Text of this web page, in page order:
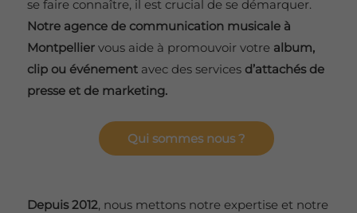
se faire connaître, il est crucial de se démarquer.
Notre agence de communication musicale à
Montpellier vous aide à promouvoir votre album,
clip ou événement avec des services d’attachés de
presse et de marketing.
Qui sommes nous ?
Depuis 2012, nous mettons notre expertise et notre